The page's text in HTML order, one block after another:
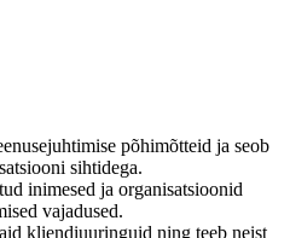
põhimõtteid ja seob
sihtidega.
inimesed ja organisatsioonid
vajadused.
kliendiuuringuid ning teeb neist